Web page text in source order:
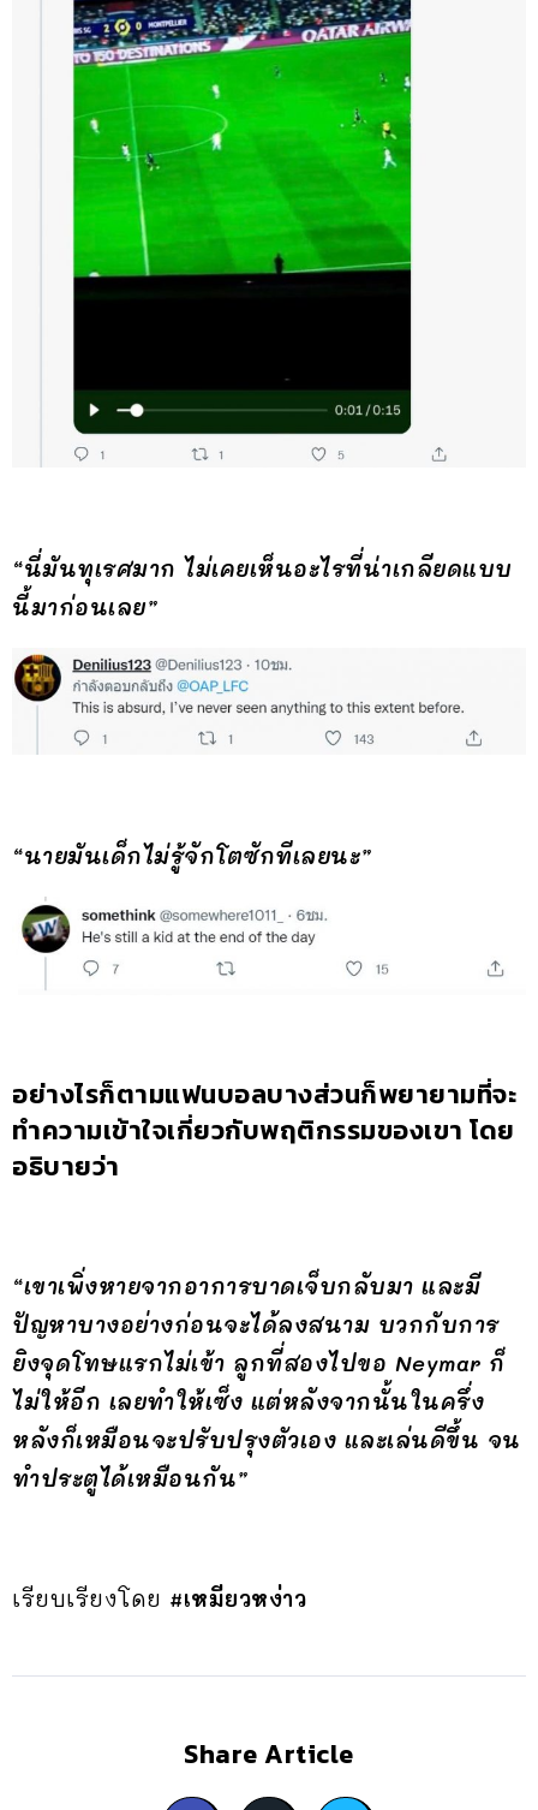
“นี่มันทุเรศมาก ไม่เคยเห็นอะไรที่น่าเกลียดแบบ
นี้มาก่อนเลย”
“นายมันเด็กไม่รู้จักโตซักทีเลยนะ”
อย่างไรก็ตามแฟนบอลบางส่วนก็พยายามที่จะ
ทำความเข้าใจเกี่ยวกับพฤติกรรมของเขา โดย
อธิบายว่า
“เขาเพิ่งหายจากอาการบาดเจ็บกลับมา และมี
ปัญหาบางอย่างก่อนจะได้ลงสนาม บวกกับการ
ยิงจุดโทษแรกไม่เข้า ลูกที่สองไปขอ Neymar ก็
ไม่ให้อีก เลยทำให้เซ็ง แต่หลังจากนั้นในครึ่ง
หลังก็เหมือนจะปรับปรุงตัวเอง และเล่นดีขึ้น จน
ทำประตูได้เหมือนกัน”
เรียบเรียงโดย #เหมียวหง่าว
Share Article